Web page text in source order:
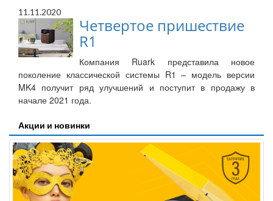
11.11.2020
Четвертое пришествие
R1
Компания Ruark представила новое
поколение классической системы R1 – модель версии
MK4 получит ряд улучшений и поступит в продажу в
начале 2021 года.
Акции и новинки